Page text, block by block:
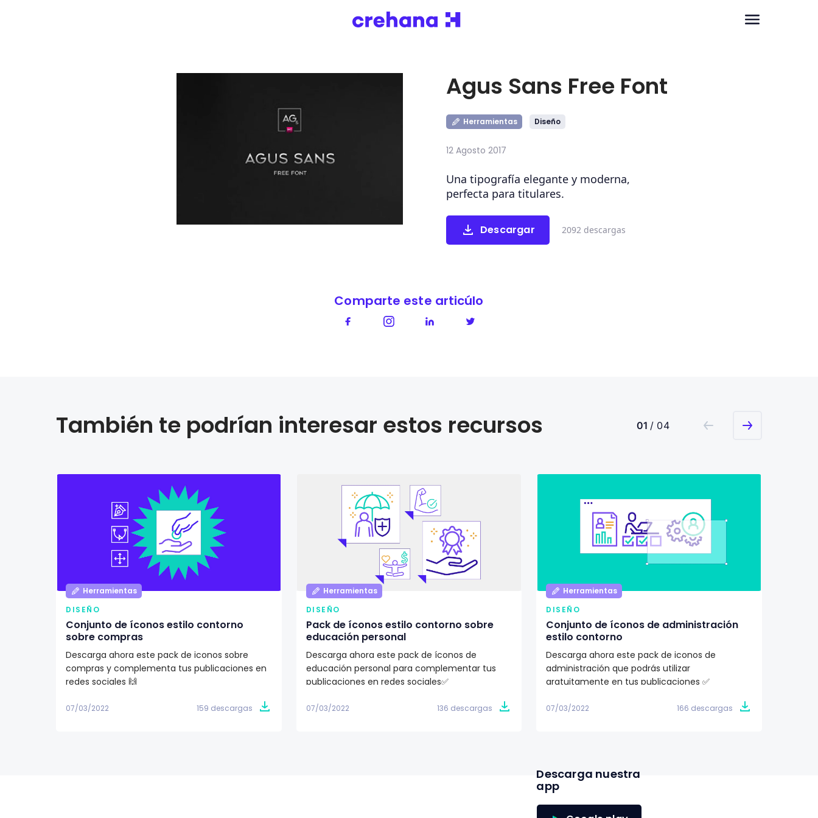
Agus Sans Free Font
Herramientas Diseño
12 Agosto 2017
Una tipografía elegante y moderna,
perfecta para titulares.
Descargar 2092 descargas
Comparte este articúlo
También te podrían interesar estos recursos 01 / 04
Herramientas
DISEÑO
Conjunto de íconos estilo contorno
sobre compras
Descarga ahora este pack de iconos sobre
compras y complementa tus publicaciones en
redes sociales 🙌
07/03/2022 159 descargas
Herramientas
DISEÑO
Pack de íconos estilo contorno sobre
educación personal
Descarga ahora este pack de íconos de
educación personal para complementar tus
publicaciones en redes sociales✅
07/03/2022 136 descargas
Herramientas
DISEÑO
Conjunto de íconos de administración
estilo contorno
Descarga ahora este pack de iconos de
administración que podrás utilizar
gratuitamente en tus publicaciones ✅
07/03/2022 166 descargas
Descarga nuestra
app